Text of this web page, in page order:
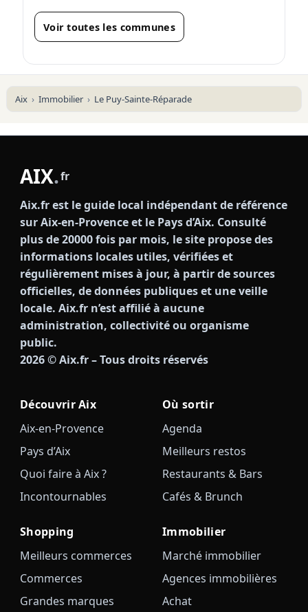
Voir toutes les communes
Aix Immobilier Le Puy-Sainte-Réparade
AIX.fr
Aix.fr est le guide local indépendant de référence
sur Aix-en-Provence et le Pays d’Aix. Consulté
plus de 20000 fois par mois, le site propose des
informations locales utiles, vérifiées et
régulièrement mises à jour, à partir de sources
officielles, de données publiques et une veille
locale. Aix.fr n’est affilié à aucune
administration, collectivité ou organisme
public.
2026© Aix.fr – Tous droits réservés
Découvrir Aix
Aix-en-Provence
Pays d’Aix
Quoi faire à Aix ?
Incontournables
Où sortir
Agenda
Meilleurs restos
Restaurants & Bars
Cafés & Brunch
Shopping
Meilleurs commerces
Commerces
Grandes marques
Immobilier
Marché immobilier
Agences immobilières
Achat